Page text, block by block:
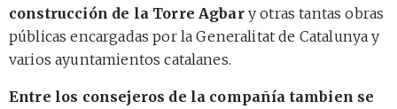
construcción de la Torre Agbary otras tantas obras
públicas encargadas por la Generalitat de Catalunya y
varios ayuntamientos catalanes.
Entre los consejeros de la compañía tambien se